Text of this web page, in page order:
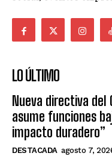
LO ÚLTIMO
Nueva directiva del
asume funciones
impacto duradero”
DESTACADA agosto 7,